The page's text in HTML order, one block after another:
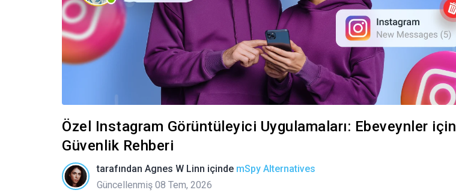
Özel Instagram Görüntüleyici Uygulamaları: Ebeveynler için
Güvenlik Rehberi
tarafından Agnes W Linn içinde mSpy Alternatives
Güncellenmiş 08 Tem, 2026